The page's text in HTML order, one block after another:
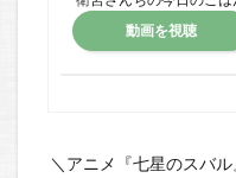
動画を視聴
＼アニメ『七星のスバ